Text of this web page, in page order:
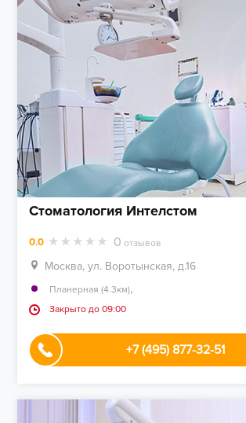
Стоматология Интелстом
0.0 0 отзывов
Москва, ул. Воротынская, д.16
Планерная (4.3км),
Закрыто до 09:00
+7 (495) 877-32-51